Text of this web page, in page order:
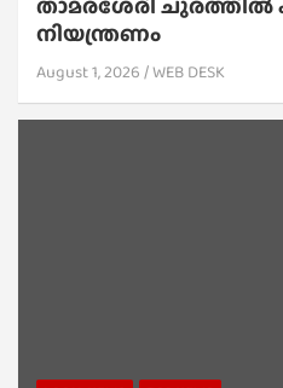
നിയന്ത്രണം
August 1, 2026 WEB DESK